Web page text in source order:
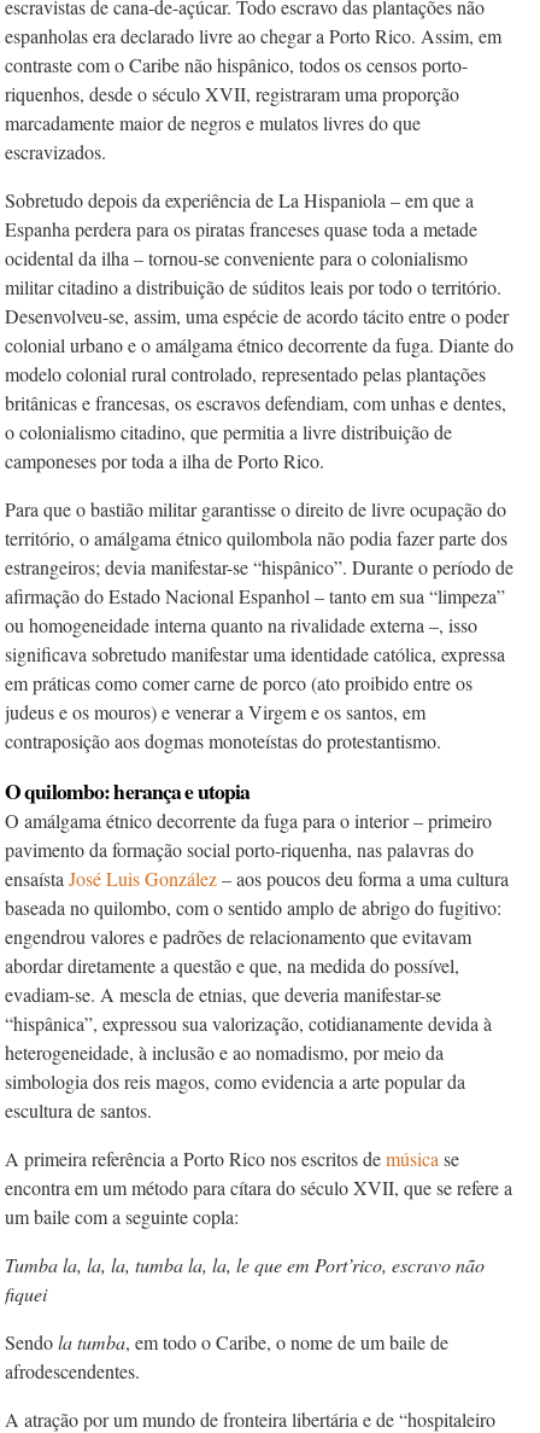
escravistas de cana-de-açúcar. Todo escravo das plantações não
espanholas era declarado livre ao chegar a Porto Rico. Assim, em
contraste com o Caribe não hispânico, todos os censos porto-
riquenhos, desde o século XVII, registraram uma proporção
marcadamente maior de negros e mulatos livres do que
escravizados.
Sobretudo depois da experiência de La Hispaniola – em que a
Espanha perdera para os piratas franceses quase toda a metade
ocidental da ilha – tornou-se conveniente para o colonialismo
militar citadino a distribuição de súditos leais por todo o território.
Desenvolveu-se, assim, uma espécie de acordo tácito entre o poder
colonial urbano e o amálgama étnico decorrente da fuga. Diante do
modelo colonial rural controlado, representado pelas plantações
britânicas e francesas, os escravos defendiam, com unhas e dentes,
o colonialismo citadino, que permitia a livre distribuição de
camponeses por toda a ilha de Porto Rico.
Para que o bastião militar garantisse o direito de livre ocupação do
território, o amálgama étnico quilombola não podia fazer parte dos
estrangeiros; devia manifestar-se “hispânico”. Durante o perío­do de
afirmação do Estado Nacional Espanhol – tanto em sua “limpeza”
ou homogeneidade interna quanto na rivalidade externa –, isso
significava sobretudo manifestar uma identidade católica, expressa
em práticas como comer carne de porco (ato proibido entre os
judeus e os mouros) e venerar a Virgem e os santos, em
contraposição aos dogmas monoteístas do protestantismo.
O quilombo: herança e utopia
O amálgama étnico decorrente da fuga para o interior – primeiro
pavimento da formação social porto-riquenha, nas palavras do
ensaísta José Luis González– aos poucos deu forma a uma cultura
baseada no quilombo, com o sentido amplo de abrigo do fugitivo:
engendrou valores e padrões de relacionamento que evitavam
abordar diretamente a questão e que, na medida do possível,
evadiam-se. A mescla de etnias, que deveria manifestar-se
“hispânica”, expressou sua valorização, cotidianamente devida à
heterogeneidade, à inclusão e ao nomadismo, por meio da
simbologia dos reis magos, como evidencia a arte popular da
escultura de santos.
A primeira referência a Porto Rico nos escritos demúsica se
encontra em um método para cítara do século XVII, que se refere a
um baile com a seguinte copla:
Tumba la, la, la, tumba la, la, leque em Port’rico, escravo não
fiquei
Sendola tumba, em todo o Caribe, o nome de um baile de
afrodescendentes.
A atração por um mundo de fronteira libertária e de “hospitaleiro